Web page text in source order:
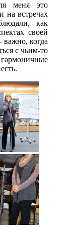
меня это
на встречах
как
своей
когда
с чьим-то